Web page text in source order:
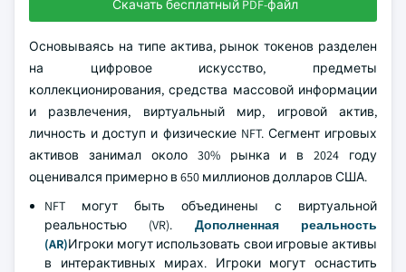
Скачать бесплатный PDF-файл
Основываясь на типе актива, рынок токенов разделен
на цифровое искусство, предметы
коллекционирования, средства массовой информации
и развлечения, виртуальный мир, игровой актив,
личность и доступ и физические NFT. Сегмент игровых
активов занимал около 30% рынка и в 2024 году
оценивался примерно в 650 миллионов долларов США.
NFT могут быть объединены с виртуальной
реальностью (VR). Дополненная реальность
(AR)Игроки могут использовать свои игровые активы
в интерактивных мирах. Игроки могут оснастить